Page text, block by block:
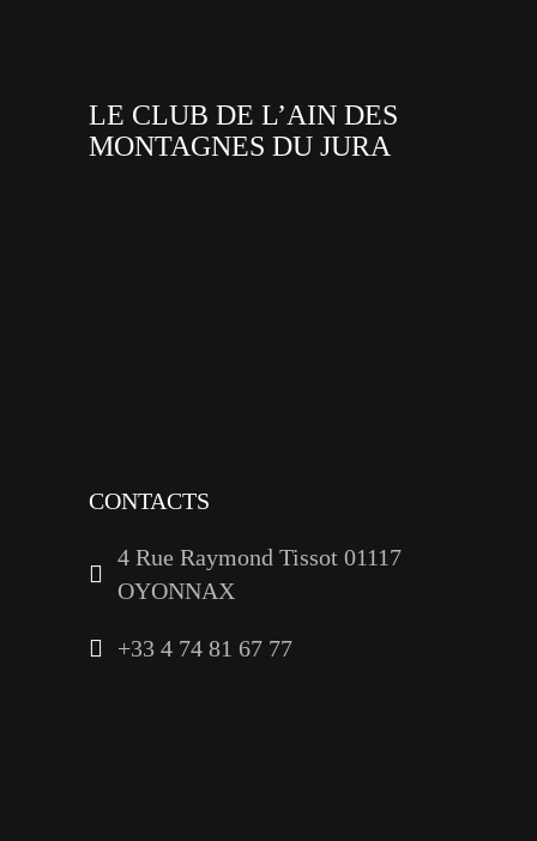
LE CLUB DE L’AIN DES
MONTAGNES DU JURA
CONTACTS
4 Rue Raymond Tissot 01117
OYONNAX
+33 4 74 81 67 77